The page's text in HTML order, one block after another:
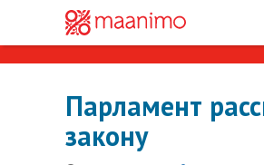
Парламент
закону